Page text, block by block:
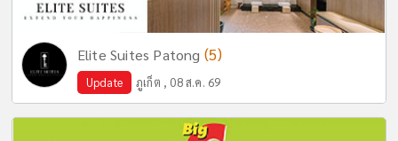
Elite Suites Patong (5)
Update ภูเก็ต , 08 ส.ค. 69